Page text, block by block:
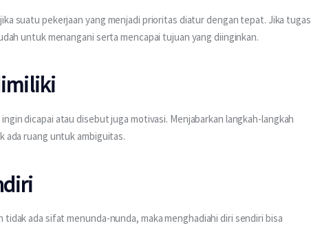
suatu pekerjaan yang menjadi prioritas diatur dengan tepat. Jika tugas
untuk menangani serta mencapai tujuan yang diinginkan.
dicapai atau disebut juga motivasi. Menjabarkan langkah-langkah
ada ruang untuk ambiguitas.
ada sifat menunda-nunda, maka menghadiahi diri sendiri bisa